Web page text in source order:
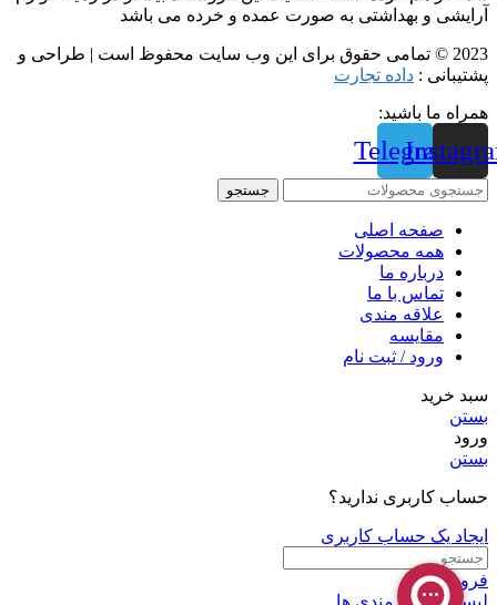
آرایشی و بهداشتی به صورت عمده و خرده می باشد
2023 © تمامی حقوق برای این وب سایت محفوظ است | طراحی و
پشتیبانی : داده تجارت
همراه ما باشید:
Telegram
جستجو
صفحه اصلی
همه محصولات
درباره ما
تماس با ما
علاقه مندی
مقايسه
ورود / ثبت نام
سبد خرید
بستن
ورود
بستن
حساب کاربری ندارید؟
ایجاد یک حساب کاربری
فروشگاه
لیست علاقه مندی ها